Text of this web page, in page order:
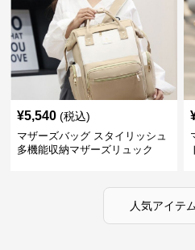
¥5,540 (税込)
マザーズバッグ スタイリッシュ
多機能収納マザーズリュック
人気アイテ